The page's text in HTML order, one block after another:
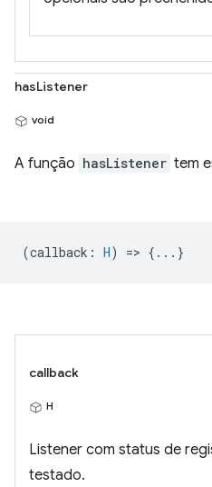
hasListener
void
A função hasListener tem
(callback : H) => {...}
callback
H
Listener com status de
testado.